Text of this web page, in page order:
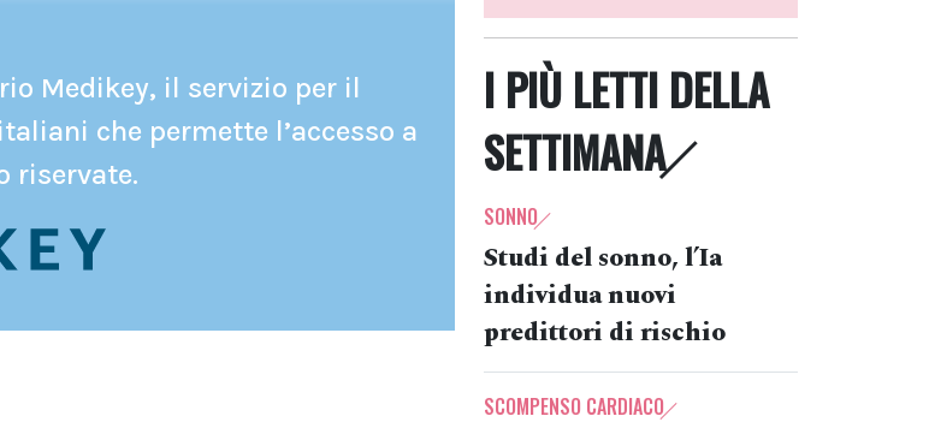
Medikey, il servizio per il
che permette l’accesso a
riservate.
I PIÙ LETTI DELLA
SETTIMANA
SONNO
Studi del sonno, l’Ia
individua nuovi
predittori di rischio
SCOMPENSO CARDIACO